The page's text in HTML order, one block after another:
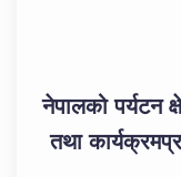
नेपालको पर्यटन
तथा